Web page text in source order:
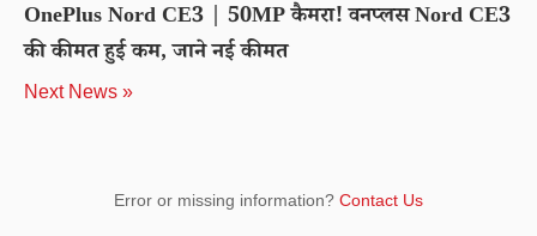
OnePlus Nord CE3 | 50MP कैमरा! वनप्लस Nord CE3
की कीमत हुई कम, जाने नई कीमत
Next News »
Error or missing information? Contact Us